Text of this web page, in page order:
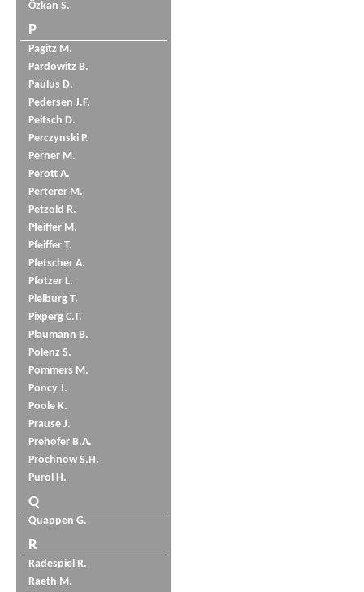
Özkan S.
P
Pagitz M.
Pardowitz B.
Paulus D.
Pedersen J.F.
Peitsch D.
Perczynski P.
Perner M.
Perott A.
Perterer M.
Petzold R.
Pfeiffer M.
Pfeiffer T.
Pfetscher A.
Pfotzer L.
Pielburg T.
Pixperg C.T.
Plaumann B.
Polenz S.
Pommers M.
Poncy J.
Poole K.
Prause J.
Prehofer B.A.
Prochnow S.H.
Purol H.
Q
Quappen G.
R
Radespiel R.
Raeth M.